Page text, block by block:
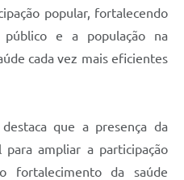
popular, fortalecendo
e a população na
cada vez mais eficientes
que a presença da
ampliar a participação
fortalecimento da saúde